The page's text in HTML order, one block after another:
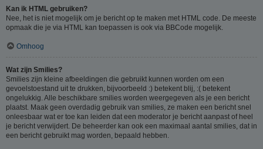
Kan ik HTML gebruiken?
Nee, het is niet mogelijk om je bericht op te maken met HTML code. De meeste
opmaak die je via HTML kan toepassen is ook via BBCode mogelijk.
Omhoog
Wat zijn Smilies?
Smilies zijn kleine afbeeldingen die gebruikt kunnen worden om een
gevoelstoestand uit te drukken, bijvoorbeeld :) betekent blij, :( betekent
ongelukkig. Alle beschikbare smilies worden weergegeven als je een bericht
plaatst. Maak geen overdadig gebruik van smilies, ze maken een bericht snel
onleesbaar wat er toe kan leiden dat een moderator je bericht aanpast of heel
je bericht verwijdert. De beheerder kan ook een maximaal aantal smilies, dat in
een bericht gebruikt mag worden, bepaald hebben.